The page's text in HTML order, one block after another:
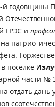
годовщины
ГРЭС и
поселке
части №
отдать